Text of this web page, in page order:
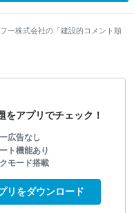
ー株式会社の「建設的コメント順
をアプリでチェック！
広告なし
ト機能あり
モード搭載
リをダウンロード